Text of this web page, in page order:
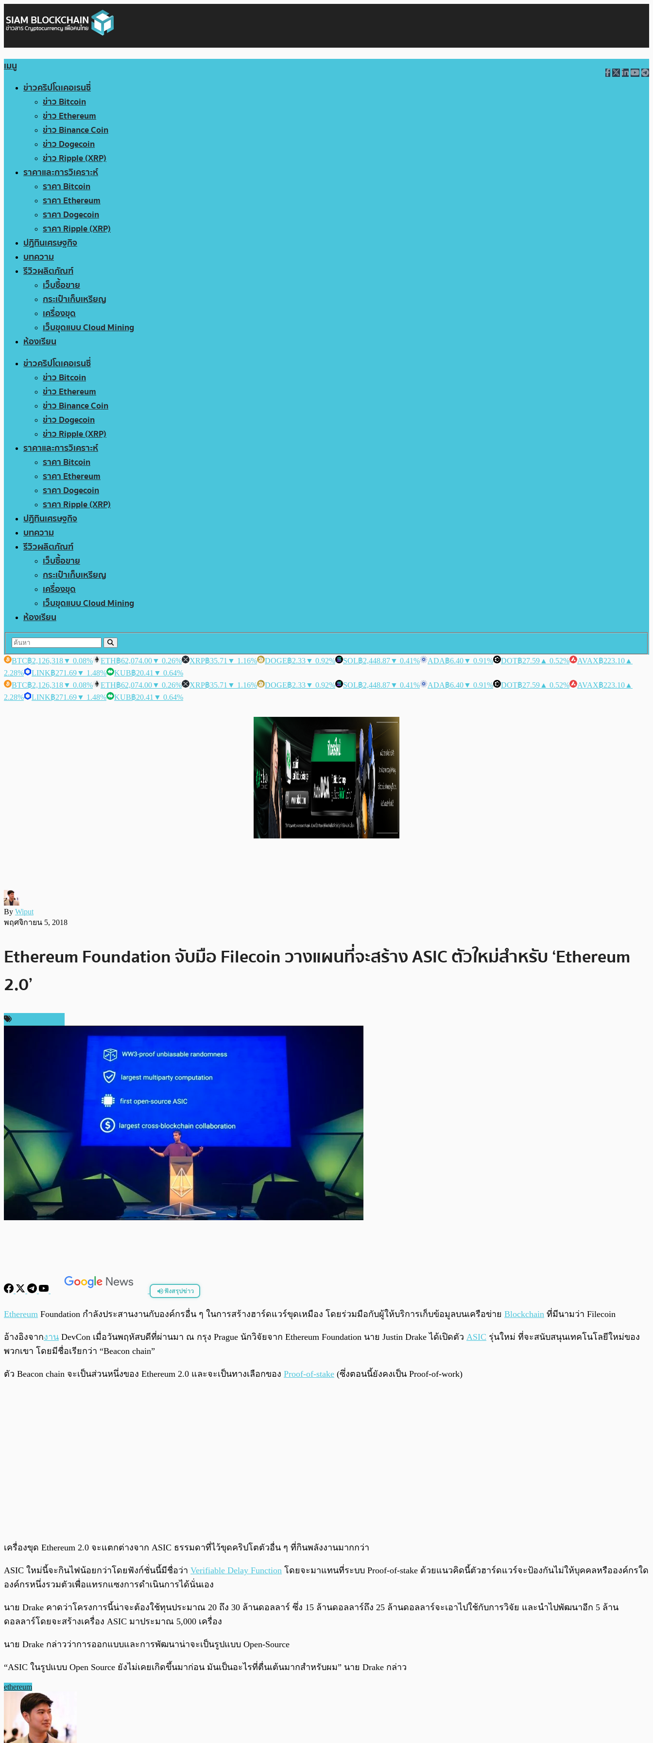
เมนู
ข่าวคริปโตเคอเรนซี่
ข่าว Bitcoin
ข่าว Ethereum
ข่าว Binance Coin
ข่าว Dogecoin
ข่าว Ripple (XRP)
ราคาและการวิเคราะห์
ราคา Bitcoin
ราคา Ethereum
ราคา Dogecoin
ราคา Ripple (XRP)
ปฏิทินเศรษฐกิจ
บทความ
รีวิวผลิตภัณฑ์
เว็บซื้อขาย
กระเป๋าเก็บเหรียญ
เครื่องขุด
เว็บขุดแบบ Cloud Mining
ห้องเรียน
ข่าวคริปโตเคอเรนซี่
ข่าว Bitcoin
ข่าว Ethereum
ข่าว Binance Coin
ข่าว Dogecoin
ข่าว Ripple (XRP)
ราคาและการวิเคราะห์
ราคา Bitcoin
ราคา Ethereum
ราคา Dogecoin
ราคา Ripple (XRP)
ปฏิทินเศรษฐกิจ
บทความ
รีวิวผลิตภัณฑ์
เว็บซื้อขาย
กระเป๋าเก็บเหรียญ
เครื่องขุด
เว็บขุดแบบ Cloud Mining
ห้องเรียน
BTC฿2,126,318▼ 0.08% ETH฿62,074.00▼ 0.26% XRP฿35.71 ▼ 1.16% DOGE฿2.33▼ 0.92% SOL฿2,448.87▼ 0.41% ADA฿6.40▼ 0.91% DOT฿27.59 ▲ 0.52% AVAX฿223.10 ▲
2.28%
LINK฿271.69▼ 1.48% KUB฿20.41 ▼ 0.64%
BTC฿2,126,318▼ 0.08% ETH฿62,074.00▼ 0.26% XRP฿35.71 ▼ 1.16% DOGE฿2.33▼ 0.92% SOL฿2,448.87▼ 0.41% ADA฿6.40▼ 0.91% DOT฿27.59 ▲ 0.52% AVAX฿223.10 ▲
2.28%
LINK฿271.69▼ 1.48% KUB฿20.41 ▼ 0.64%
By Wiput
พฤศจิกายน 5, 2018
Ethereum Foundation จับมือ Filecoin วางแผนที่จะสร้าง ASIC ตัวใหม่สำหรับ ‘Ethereum
2.0’
ฟังสรุปข่าว
พร้อมเล่น 0:00/ 0:00
Ethereum Foundation กำลังประสานงานกับองค์กรอื่น ๆ ในการสร้างฮาร์ดแวร์ขุดเหมือง โดยร่วมมือกับผู้ให้บริการเก็บข้อมูลบนเครือข่าย Blockchain ที่มีนามว่า Filecoin
อ้างอิงจากงาน DevCon เมื่อวันพฤหัสบดีที่ผ่านมา ณ กรุง Prague นักวิจัยจาก Ethereum Foundation นาย Justin Drake ได้เปิดตัว ASIC รุ่นใหม่ ที่จะสนับสนุนเทคโนโลยีใหม่ของ
พวกเขา โดยมีชื่อเรียกว่า “Beacon chain”
ตัว Beacon chain จะเป็นส่วนหนึ่งของ Ethereum 2.0 และจะเป็นทางเลือกของ Proof-of-stake (ซึ่งตอนนี้ยังคงเป็น Proof-of-work)
เครื่องขุด Ethereum 2.0 จะแตกต่างจาก ASIC ธรรมดาที่ไว้ขุดคริปโตตัวอื่น ๆ ที่กินพลังงานมากกว่า
ASIC ใหม่นี้จะกินไฟน้อยกว่าโดยฟังก์ชั่นนี้มีชื่อว่า Verifiable Delay Function โดยจะมาแทนที่ระบบ Proof-of-stake ด้วยแนวคิดนี้ตัวฮาร์ดแวร์จะป้องกันไม่ให้บุคคลหรือองค์กรใด
องค์กรหนึ่งรวมตัวเพื่อแทรกแซงการดำเนินการได้นั่นเอง
นาย Drake คาดว่าโครงการนี้น่าจะต้องใช้ทุนประมาณ 20 ถึง 30 ล้านดอลลาร์ ซึ่ง 15 ล้านดอลลาร์ถึง 25 ล้านดอลลาร์จะเอาไปใช้กับการวิจัย และนำไปพัฒนาอีก 5 ล้าน
ดอลลาร์โดยจะสร้างเครื่อง ASIC มาประมาณ 5,000 เครื่อง
นาย Drake กล่าวว่าการออกแบบและการพัฒนาน่าจะเป็นรูปแบบ Open-Source
“ASIC ในรูปแบบ Open Source ยังไม่เคยเกิดขึ้นมาก่อน มันเป็นอะไรที่ตื่นเต้นมากสำหรับผม” นาย Drake กล่าว
ethereum